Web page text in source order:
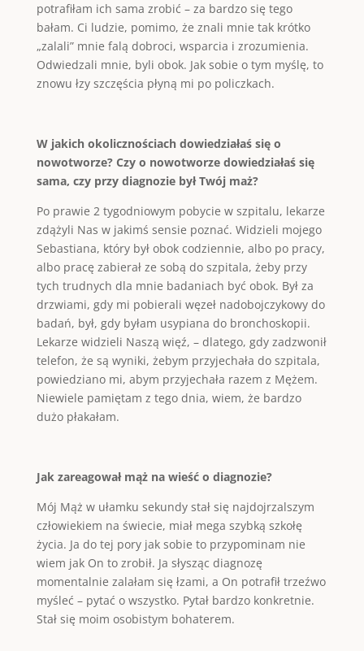
potrafiłam ich sama zrobić – za bardzo się tego
bałam. Ci ludzie, pomimo, że znali mnie tak krótko
„zalali” mnie falą dobroci, wsparcia i zrozumienia.
Odwiedzali mnie, byli obok. Jak sobie o tym myślę, to
znowu łzy szczęścia płyną mi po policzkach.
W jakich okolicznościach dowiedziałaś się o
nowotworze? Czy o nowotworze dowiedziałaś się
sama, czy przy diagnozie był Twój maż?
Po prawie 2 tygodniowym pobycie w szpitalu, lekarze
zdążyli Nas w jakimś sensie poznać. Widzieli mojego
Sebastiana, który był obok codziennie, albo po pracy,
albo pracę zabierał ze sobą do szpitala, żeby przy
tych trudnych dla mnie badaniach być obok. Był za
drzwiami, gdy mi pobierali węzeł nadobojczykowy do
badań, był, gdy byłam usypiana do bronchoskopii.
Lekarze widzieli Naszą więź, – dlatego, gdy zadzwonił
telefon, że są wyniki, żebym przyjechała do szpitala,
powiedziano mi, abym przyjechała razem z Mężem.
Niewiele pamiętam z tego dnia, wiem, że bardzo
dużo płakałam.
Jak zareagował mąż na wieść o diagnozie?
Mój Mąż w ułamku sekundy stał się najdojrzalszym
człowiekiem na świecie, miał mega szybką szkołę
życia. Ja do tej pory jak sobie to przypominam nie
wiem jak On to zrobił. Ja słysząc diagnozę
momentalnie zalałam się łzami, a On potrafił trzeźwo
myśleć – pytać o wszystko. Pytał bardzo konkretnie.
Stał się moim osobistym bohaterem.